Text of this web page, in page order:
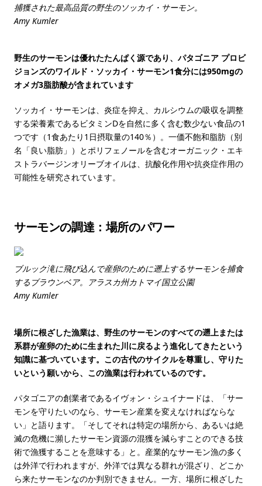
捕獲された最高品質の野生のソッカイ・サーモン。
Amy Kumler
野生のサーモンは優れたたんぱく源であり、パタゴニア プロビ
ジョンズのワイルド・ソッカイ・サーモン1食分には950mgの
オメガ3脂肪酸が含まれています
ソッカイ・サーモンは、炎症を抑え、カルシウムの吸収を調整
する栄養素であるビタミンDを自然に多く含む数少ない食品の1
つです（1食あたり1日摂取量の140％）。一価不飽和脂肪（別
名「良い脂肪」）とポリフェノールを含むオーガニック・エキ
ストラバージンオリーブオイルは、抗酸化作用や抗炎症作用の
可能性を研究されています。
サーモンの調達：場所のパワー
ブルック滝に飛び込んで産卵のために遡上するサーモンを捕食
するブラウンベア。アラスカ州カトマイ国立公園
Amy Kumler
場所に根ざした漁業は、野生のサーモンのすべての遡上または
系群が産卵のために生まれた川に戻るよう進化してきたという
知識に基づいています。この古代のサイクルを尊重し、守りた
いという願いから、この漁業は行われているのです。
パタゴニアの創業者であるイヴォン・シュイナードは、「サー
モンを守りたいのなら、サーモン産業を変えなければならな
い」と語ります。「そしてそれは特定の場所から、あるいは絶
滅の危機に瀕したサーモン資源の混獲を減らすことのできる技
術で漁獲することを意味する」と。産業的なサーモン漁の多く
は外洋で行われますが、外洋では異なる群れが混ざり、どこか
ら来たサーモンなのか判別できません。一方、場所に根ざした